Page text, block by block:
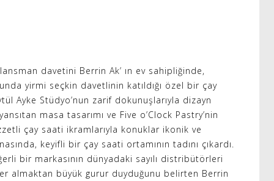
davetini Berrin Ak’ ın ev sahipliğinde,
yirmi seçkin davetlinin katıldığı özel bir çay
Ayke Stüdyo’nun zarif dokunuşlarıyla dizayn
masa tasarımı ve Five o’Clock Pastry’nin
çay saati ikramlarıyla konuklar ikonik ve
keyifli bir çay saati ortamının tadını çıkardı.
bir markasının dünyadaki sayılı distribütörleri
almaktan büyük gurur duyduğunu belirten Berrin